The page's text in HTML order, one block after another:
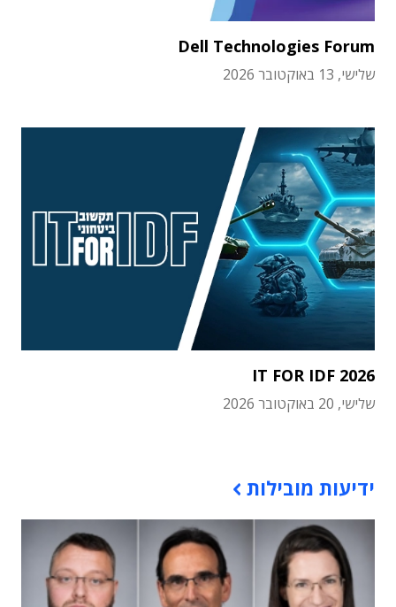
Dell Technologies Forum
שלישי, 13 באוקטובר 2026
IT FOR IDF 2026
שלישי, 20 באוקטובר 2026
ידיעות מובילות